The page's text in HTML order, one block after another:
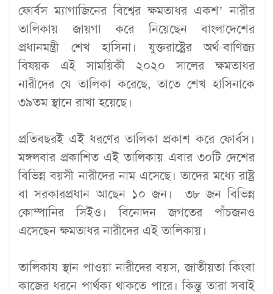
ফোর্বস ম্যাগাজিনের বিশ্বের ক্ষমতাধর একশ’ নারীর
তালিকায় জায়গা করে নিয়েছেন বাংলাদেশের
প্রধানমন্ত্রী শেখ হাসিনা। যুক্তরাষ্ট্রের অর্থ-বাণিজ্য
বিষয়ক এই সাময়িকী ২০২০ সালের ক্ষমতাধর
নারীদের যে তালিকা করেছে, তাতে শেখ হাসিনাকে
৩৯তম স্থানে রাখা হয়েছে।
প্রতিবছরই এই ধরণের তালিকা প্রকাশ করে ফোর্বস।
মঙ্গলবার প্রকাশিত এই তালিকায় এবার ৩০টি দেশের
বিভিন্ন বয়সী নারীদের নাম এসেছে। তাদের মধ্যে রাষ্ট্র
বা সরকারপ্রধান আছেন ১০ জন। ৩৮ জন বিভিন্ন
কোম্পানির সিইও। বিনোদন জগতের পাঁচজনও
এসেছেন ক্ষমতাধর নারীদের এই তালিকায়।
তালিকায স্থান পাওয়া নারীদের বয়স, জাতীয়তা কিংবা
কাজের ধরনে পার্থক্য থাকতে পারে। কিন্তু তারা সবাই